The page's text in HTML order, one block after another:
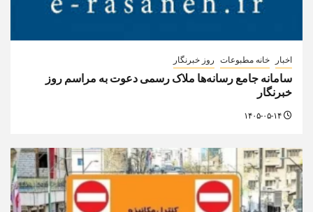
اخبار خانه مطبوعات روز خبرنگار
سامانه جامع رسانه‌ها ملاک رسمی دعوت به مراسم روز
خبرنگار